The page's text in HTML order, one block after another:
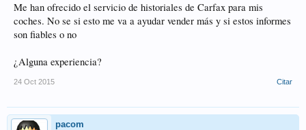
Me han ofrecido el servicio de historiales de Carfax para mis
coches. No se si esto me va a ayudar vender más y si estos informes
son fiables o no
¿Alguna experiencia?
24 Oct 2015 Citar
pacom